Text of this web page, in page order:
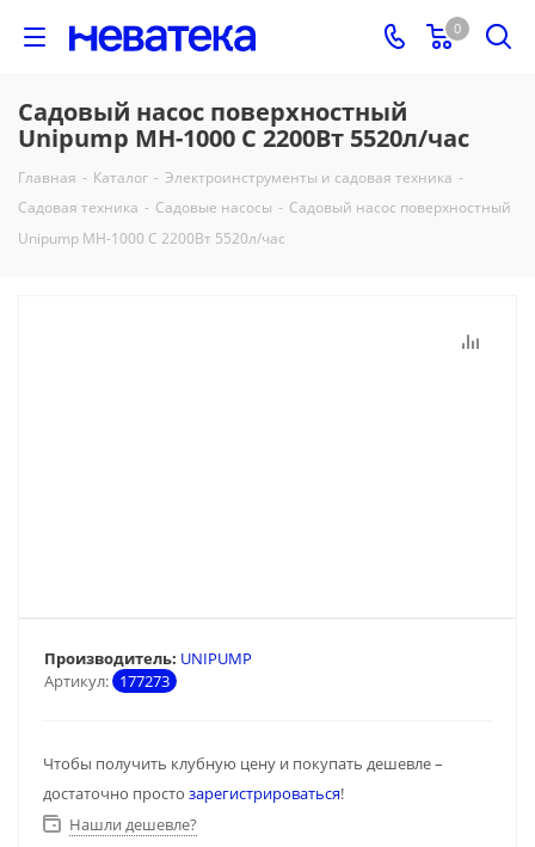
0
Садовый насос поверхностный
Unipump МН-1000 С 2200Вт 5520л/час
Главная - Каталог - Электроинструменты и садовая техника -
Садовая техника - Садовые насосы - Садовый насос поверхностный
Unipump МН-1000 С 2200Вт 5520л/час
Артикул: 177273
Производитель: UNIPUMP
Чтобы получить клубную цену и покупать дешевле –
достаточно просто зарегистрироваться!
Нашли дешевле?